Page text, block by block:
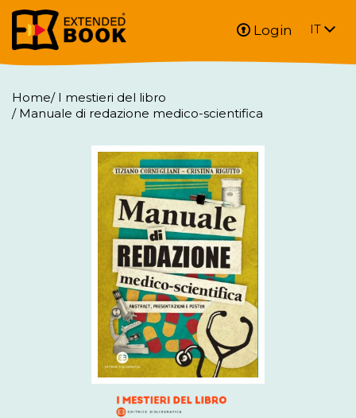
Login IT
Home/ I mestieri del libro
/ Manuale di redazione medico-scientifica